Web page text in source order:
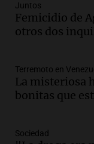
Episodios
Audio.
Noticias
Episodios
Audio.
de la UBA
El dato
Juntos
Femicidio de
otros dos
Terremoto en
La misteriosa
bonitas que
Sociedad